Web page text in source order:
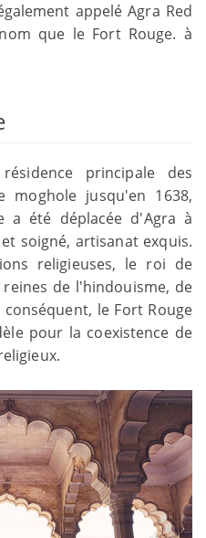
appelé Agra Red
que le Fort Rouge. à
principale des
moghole jusqu'en 1638,
a été déplacée d'Agra à
soigné, artisanat exquis.
religieuses, le roi de
de l'hindouisme, de
le Fort Rouge
pour la coexistence de